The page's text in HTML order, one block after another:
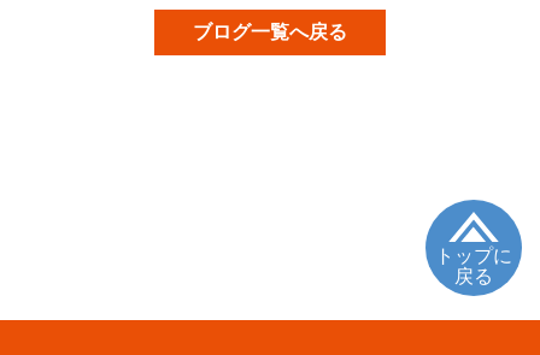
ブログ一覧へ戻る
トップに
戻る